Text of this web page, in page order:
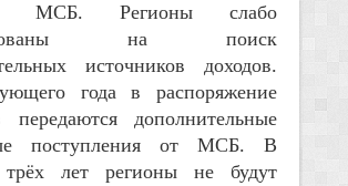
МСБ. Регионы слабо
на поиск
источников доходов.
года в распоряжение
передаются дополнительные
поступления от МСБ. В
трёх лет регионы не будут